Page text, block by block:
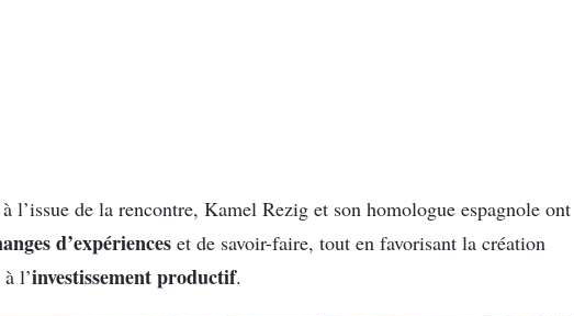
l’issue de la rencontre, Kamel Rezig et son homologue espagnole ont
d’expériences et de savoir-faire, tout en favorisant la création
l’investissement productif.